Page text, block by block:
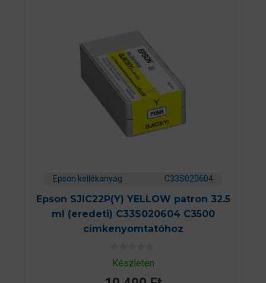
Epson kellékanyag C33S020604
Epson SJIC22P(Y) YELLOW patron 32.5
ml (eredeti) C33S020604 C3500
címkenyomtatóhoz
0
aKészleten